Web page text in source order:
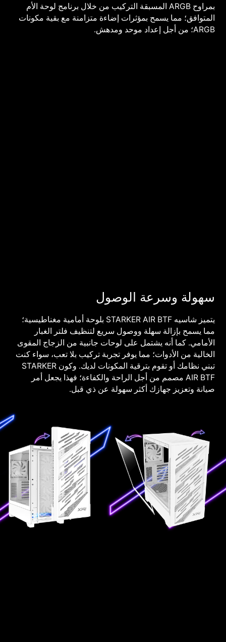
بمراوح ARGB المسبقة التركيب من خلال برنامج لوحة الأم
المتوافق؛ مما يسمح بمؤثرات إضاءة متزامنة مع بقية مكونات
ARGB؛ من أجل إعداد موحد ومدهش.
سهولة وسرعة الوصول
يتميز شاسيه STARKER AIR BTF بلوحة أمامية مغناطيسية؛
مما يسمح بإزالة سهلة ووصول سريع لتنظيف فلتر الغبار
الأمامي. كما أنه يشتمل على لوحات جانبية من الزجاج المقوى
الخالية من الأدوات؛ مما يوفر تجربة تركيب بلا تعب، سواء كنت
تبني نظامك أو تقوم بترقية المكونات لديك. وكون STARKER
AIR BTF مصمم من أجل الراحة والكفاءة؛ فهذا يجعل أمر
صيانة وتعزيز جهازك أكثر سهولة عن ذي قبل.